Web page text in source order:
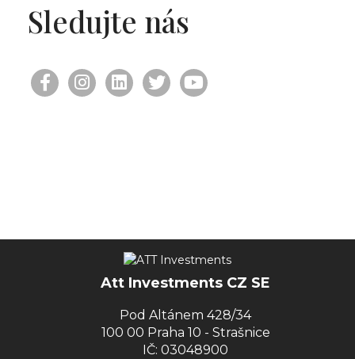
Sledujte nás
Att Investments CZ SE
Pod Altánem 428/34
100 00 Praha 10 - Strašnice
IČ: 03048900